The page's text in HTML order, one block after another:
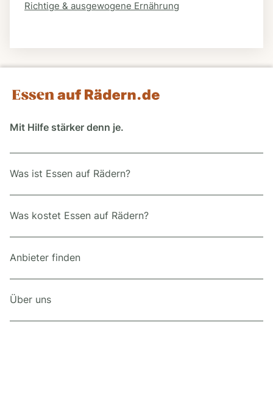
Richtige & ausgewogene Ernährung
Mit Hilfe stärker denn je.
Was ist Essen auf Rädern?
Was kostet Essen auf Rädern?
Anbieter finden
Über uns